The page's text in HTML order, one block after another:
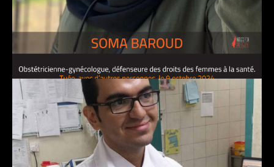
SOMA BAROUD, gynécologue-obstétricienne
6 janvier 2025